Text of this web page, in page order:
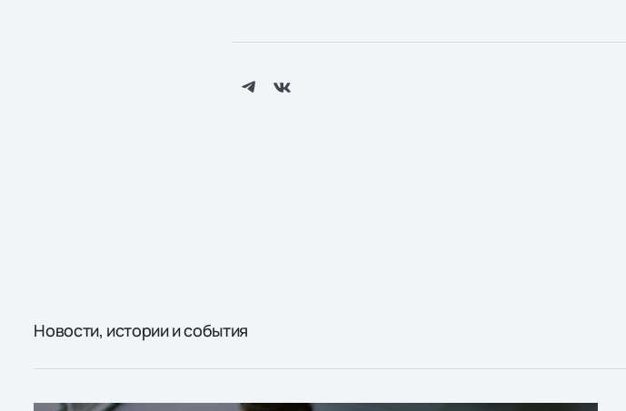
Новости, истории и события